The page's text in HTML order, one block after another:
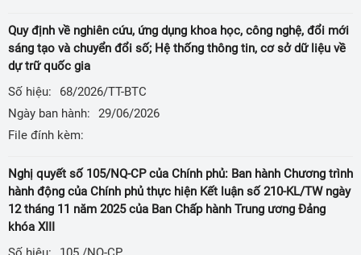
Quy định về nghiên cứu, ứng dụng khoa học, công nghệ, đổi mới
sáng tạo và chuyển đổi số; Hệ thống thông tin, cơ sở dữ liệu về
dự trữ quốc gia
Số hiệu:
68/2026/TT-BTC
Ngày ban hành:
29/06/2026
File đính kèm:
Nghị quyết số 105/NQ-CP của Chính phủ: Ban hành Chương trình
hành động của Chính phủ thực hiện Kết luận số 210-KL/TW ngày
12 tháng 11 năm 2025 của Ban Chấp hành Trung ương Đảng
khóa XIII